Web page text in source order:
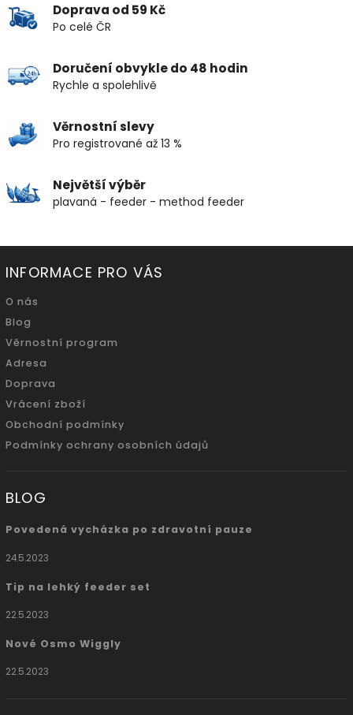
Doprava od 59 Kč
Po celé ČR
Doručení obvykle do 48 hodin
Rychle a spolehlivě
Věrnostní slevy
Pro registrované až 13 %
Největší výběr
plavaná - feeder - method feeder
INFORMACE PRO VÁS
O nás
Blog
Věrnostní program
Adresa
Doprava
Vrácení zboží
Obchodní podmínky
Podmínky ochrany osobních údajů
BLOG
Povedená vycházka po zdravotní pauze
24.5.2023
Tip na lehký feeder set
22.5.2023
Nové Osmo Wiggly
22.5.2023